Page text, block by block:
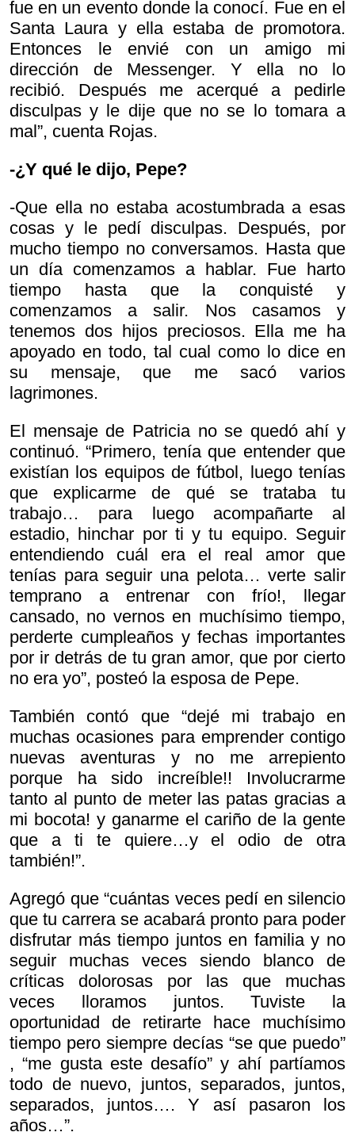
fue en un evento donde la conocí. Fue en el
Santa Laura y ella estaba de promotora.
Entonces le envié con un amigo mi
dirección de Messenger. Y ella no lo
recibió. Después me acerqué a pedirle
disculpas y le dije que no se lo tomara a
mal”, cuenta Rojas.
-¿Y qué le dijo, Pepe?
-Que ella no estaba acostumbrada a esas
cosas y le pedí disculpas. Después, por
mucho tiempo no conversamos. Hasta que
un día comenzamos a hablar. Fue harto
tiempo hasta que la conquisté y
comenzamos a salir. Nos casamos y
tenemos dos hijos preciosos. Ella me ha
apoyado en todo, tal cual como lo dice en
su mensaje, que me sacó varios
lagrimones.
El mensaje de Patricia no se quedó ahí y
continuó. “Primero, tenía que entender que
existían los equipos de fútbol, luego tenías
que explicarme de qué se trataba tu
trabajo… para luego acompañarte al
estadio, hinchar por ti y tu equipo. Seguir
entendiendo cuál era el real amor que
tenías para seguir una pelota… verte salir
temprano a entrenar con frío!, llegar
cansado, no vernos en muchísimo tiempo,
perderte cumpleaños y fechas importantes
por ir detrás de tu gran amor, que por cierto
no era yo”, posteó la esposa de Pepe.
También contó que “dejé mi trabajo en
muchas ocasiones para emprender contigo
nuevas aventuras y no me arrepiento
porque ha sido increíble!! Involucrarme
tanto al punto de meter las patas gracias a
mi bocota! y ganarme el cariño de la gente
que a ti te quiere…y el odio de otra
también!”.
Agregó que “cuántas veces pedí en silencio
que tu carrera se acabará pronto para poder
disfrutar más tiempo juntos en familia y no
seguir muchas veces siendo blanco de
críticas dolorosas por las que muchas
veces lloramos juntos. Tuviste la
oportunidad de retirarte hace muchísimo
tiempo pero siempre decías “se que puedo”
, “me gusta este desafío” y ahí partíamos
todo de nuevo, juntos, separados, juntos,
separados, juntos…. Y así pasaron los
años…”.